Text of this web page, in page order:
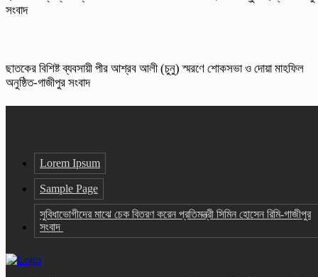
সংবাদ
ছাতকের বিশিষ্ট ব্যবসায়ী পীর আশ্রব আলী (চুনু) স্মরণে শোকসভা ও দোয়া মাহফিল
অনুষ্ঠিত-গাজীপুর সংবাদ
Lorem Ipsum
Sample Page
সুবিধাভোগীদের মাঝে চেক বিতরণ করেন প্রতিমন্ত্রী সিমিন হোসেন রিমি-গাজীপুর
সংবাদ